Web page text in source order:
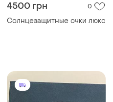
4500 грн 0
Солнцезащитные очки люкс